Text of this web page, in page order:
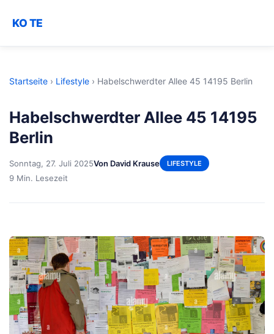
KO TE
Startseite › Lifestyle › Habelschwerdter Allee 45 14195 Berlin
Habelschwerdter Allee 45 14195
Berlin
Sonntag, 27. Juli 2025Von David Krause LIFESTYLE
9 Min. Lesezeit